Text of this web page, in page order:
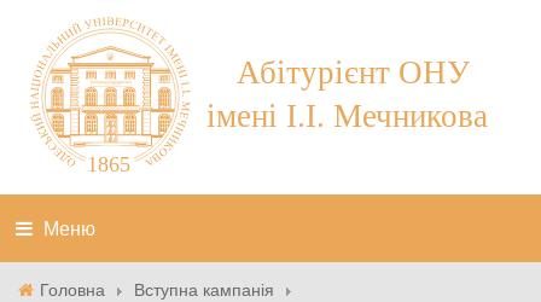
Меню
Головна
Вступна кампанія